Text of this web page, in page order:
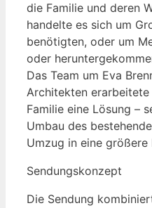
die Familie und deren
handelte es sich um
benötigten, oder um
oder
Das Team um Eva
Architekten
Familie eine Lösung –
Umbau des
Umzug in eine größere
Sendungskonzept
Die Sendung